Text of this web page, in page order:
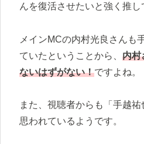
んを復活させたいと強く推し
メインMCの内村光良さんも
ていたということから、 内村
ないはずがない！ですよね。
また、視聴者からも「手越
思われているようです。